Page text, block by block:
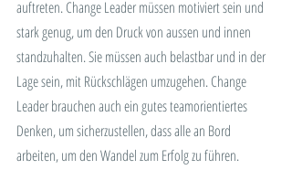
auftreten. Change Leader müssen motiviert sein und
stark genug, um den Druck von aussen und innen
standzuhalten. Sie müssen auch belastbar und in der
Lage sein, mit Rückschlägen umzugehen. Change
Leader brauchen auch ein gutes teamorientiertes
Denken, um sicherzustellen, dass alle an Bord
arbeiten, um den Wandel zum Erfolg zu führen.